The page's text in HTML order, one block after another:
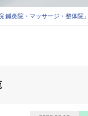
鍼灸院・マッサージ・整体院」